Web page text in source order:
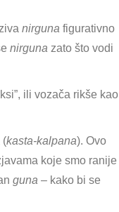
nirguna figurativno
nirguna zato što vodi
ili vozača rikše kao
(kasta-kalpana). Ovo
koje smo ranije
guna – kako bi se